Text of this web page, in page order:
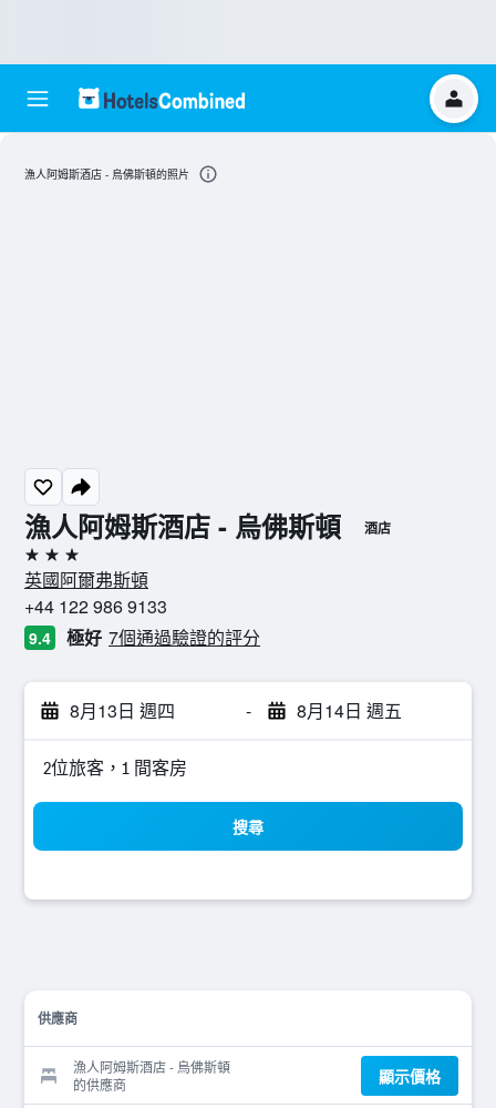
漁人阿姆斯酒店 - 烏佛斯頓 酒店
3星級
英國阿爾弗斯頓
+44 122 986 9133
9.4 極好 7個通過驗證的評分
8月13日 週四 - 8月14日 週五
2位旅客，1 間客房
搜尋
供應商
漁人阿姆斯酒店 - 烏佛斯頓
的供應商
顯示價格
漁人阿姆斯酒店 - 烏佛斯頓的照片